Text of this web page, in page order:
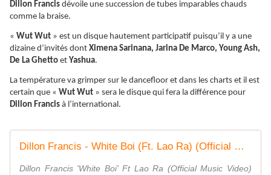
Dillon Francis dévoile une succession de tubes imparables chauds
comme la braise.
« Wut Wut » est un disque hautement participatif puisqu’il y a une
dizaine d’invités dont Ximena Sarinana, Jarina De Marco, Young Ash,
De La Ghetto et Yashua.
La température va grimper sur le dancefloor et dans les charts et il est
certain que « Wut Wut » sera le disque qui fera la différence pour
Dillon Francis à l’international.
Dillon Francis - White Boi (Ft. Lao Ra) (Official Music Video)
Dillon Francis 'White Boi' Ft Lao Ra (Official Music Video)